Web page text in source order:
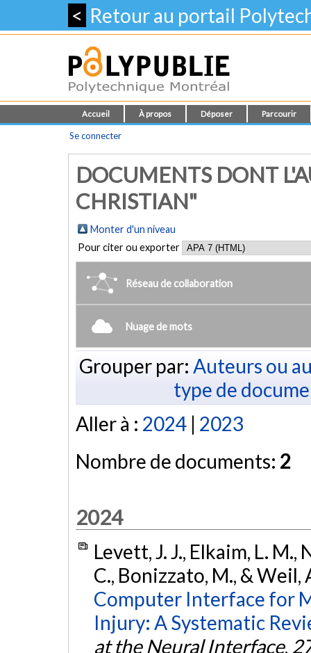
< Retour au portail
Accueil À propos Déposer Parcourir
Se connecter
DOCUMENTS DONT
CHRISTIAN"
Monter d'un niveau
Pour citer ou exporter
Réseau de collaboration
Nuage de mots
Grouper par: Auteurs ou
type de
Aller à : 2024 | 2023
Nombre de documents: 2
2024
Levett, J. J., Elkaim, L.
C., Bonizzato, M., & Weil,
Computer Interface for
Injury: A Systematic
at the Neural Interface,